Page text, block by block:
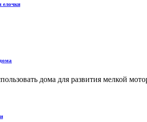
елочки
дома для развития мелкой